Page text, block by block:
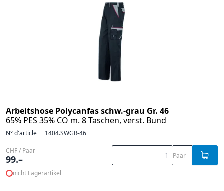
Arbeitshose Polycanfas schw.-grau Gr. 46
65% PES 35% CO m. 8 Taschen, verst. Bund
N° d'article 1404.SWGR-46
CHF / Paar
99.– Paar
nicht Lagerartikel